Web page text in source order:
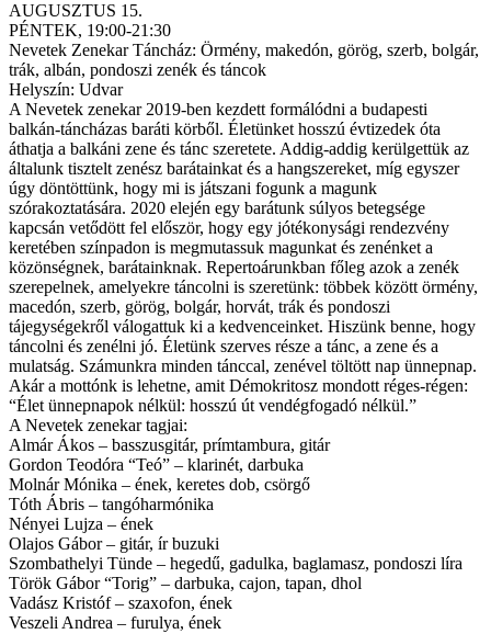
AUGUSZTUS 15.
PÉNTEK, 19:00-21:30
Nevetek Zenekar Táncház: Örmény, makedón, görög, szerb, bolgár,
trák, albán, pondoszi zenék és táncok
Helyszín: Udvar
A Nevetek zenekar 2019-ben kezdett formálódni a budapesti
balkán-táncházas baráti körből. Életünket hosszú évtizedek óta
áthatja a balkáni zene és tánc szeretete. Addig-addig kerülgettük az
általunk tisztelt zenész barátainkat és a hangszereket, míg egyszer
úgy döntöttünk, hogy mi is játszani fogunk a magunk
szórakoztatására. 2020 elején egy barátunk súlyos betegsége
kapcsán vetődött fel először, hogy egy jótékonysági rendezvény
keretében színpadon is megmutassuk magunkat és zenénket a
közönségnek, barátainknak. Repertoárunkban főleg azok a zenék
szerepelnek, amelyekre táncolni is szeretünk: többek között örmény,
macedón, szerb, görög, bolgár, horvát, trák és pondoszi
tájegységekről válogattuk ki a kedvenceinket. Hiszünk benne, hogy
táncolni és zenélni jó. Életünk szerves része a tánc, a zene és a
mulatság. Számunkra minden tánccal, zenével töltött nap ünnepnap.
Akár a mottónk is lehetne, amit Démokritosz mondott réges-régen:
“Élet ünnepnapok nélkül: hosszú út vendégfogadó nélkül.”
A Nevetek zenekar tagjai:
Almár Ákos – basszusgitár, prímtambura, gitár
Gordon Teodóra “Teó” – klarinét, darbuka
Molnár Mónika – ének, keretes dob, csörgő
Tóth Ábris – tangóharmónika
Nényei Lujza – ének
Olajos Gábor – gitár, ír buzuki
Szombathelyi Tünde – hegedű, gadulka, baglamasz, pondoszi líra
Török Gábor “Torig” – darbuka, cajon, tapan, dhol
Vadász Kristóf – szaxofon, ének
Veszeli Andrea – furulya, ének